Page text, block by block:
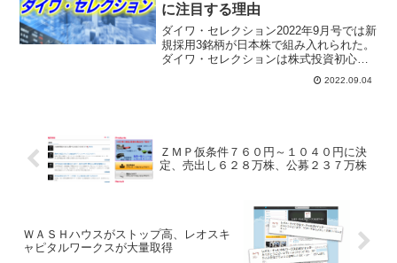
に注目する理由
ダイワ・セレクション2022年9月号では新
規採用3銘柄が日本株で組み入れられた。
ダイワ・セレクションは株式投資初心者
に注目される理由は大和証券投資情報部
の調査能力や銘柄選定の分析力、アナリ
2022.09.04
ＺＭＰ仮条件７６０円～１０４０円に決
定、売出し６２８万株、公募２３７万株
ＷＡＳＨハウスがストップ高、レオスキ
ャピタルワークスが大量取得